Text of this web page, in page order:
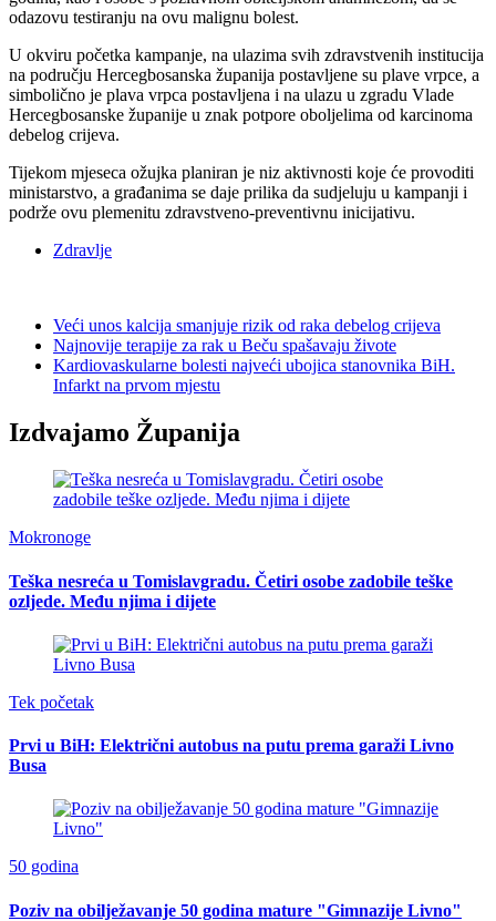
odazovu testiranju na ovu malignu bolest.
U okviru početka kampanje, na ulazima svih zdravstvenih institucija
na području Hercegbosanska županija postavljene su plave vrpce, a
simbolično je plava vrpca postavljena i na ulazu u zgradu Vlade
Hercegbosanske županije u znak potpore oboljelima od karcinoma
debelog crijeva.
Tijekom mjeseca ožujka planiran je niz aktivnosti koje će provoditi
ministarstvo, a građanima se daje prilika da sudjeluju u kampanji i
podrže ovu plemenitu zdravstveno-preventivnu inicijativu.
Zdravlje
Veći unos kalcija smanjuje rizik od raka debelog crijeva
Najnovije terapije za rak u Beču spašavaju živote
Kardiovaskularne bolesti najveći ubojica stanovnika BiH.
Infarkt na prvom mjestu
Izdvajamo Županija
Mokronoge
Teška nesreća u Tomislavgradu. Četiri osobe zadobile teške
ozljede. Među njima i dijete
Tek početak
Prvi u BiH: Električni autobus na putu prema garaži Livno
Busa
50 godina
Poziv na obilježavanje 50 godina mature "Gimnazije Livno"